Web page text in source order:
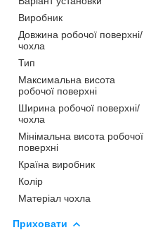
Виробник
Довжина робочої поверхні/
чохла
Тип
Максимальна висота
робочої поверхні
Ширина робочої поверхні/
чохла
Мінімальна висота робочої
поверхні
Країна виробник
Колір
Матеріал чохла
Приховати